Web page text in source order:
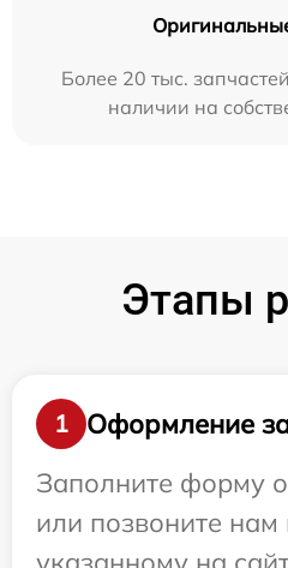
Более 20 тыс.
наличии на
Этапы
1
Оформление
Заполните форму
или позвоните нам